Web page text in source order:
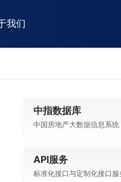
我们
中指数据库
中国房地产大数据信息系统
API服务
标准化接口与定制化接口服